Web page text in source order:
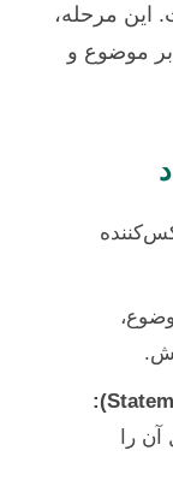
مرحله،
موضوع و
را